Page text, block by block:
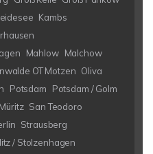
Kambs
Mahlow Malchow
OT Motzen Oliva
Potsdam
Potsdam / Golm
San Teodoro
Strausberg
/ Stolzenhagen